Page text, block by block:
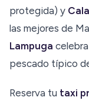
protegida) y
las mejores de
Lampuga
pescado típico
Reserva tu taxi